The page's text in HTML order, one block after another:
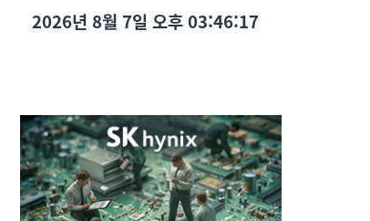
2026년 8월 7일 오후 03:46:18